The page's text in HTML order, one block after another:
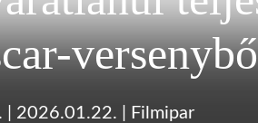
2026.01.22. Filmipar